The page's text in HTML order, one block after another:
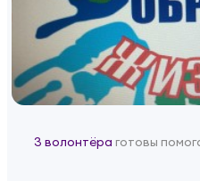
3 волонтёра готовы